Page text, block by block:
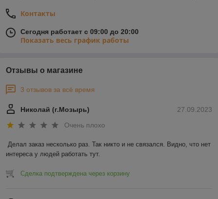
Контакты
Сегодня работает с 09:00 до 20:00
Показать весь график работы
Отзывы о магазине
3 отзывов за всё время
27.09.2023
Николай (г.Мозырь)
Очень плохо
Делал заказ несколько раз. Так никто и не связался. Видно, что нет
интереса у людей работать тут.
Сделка подтверждена через корзину